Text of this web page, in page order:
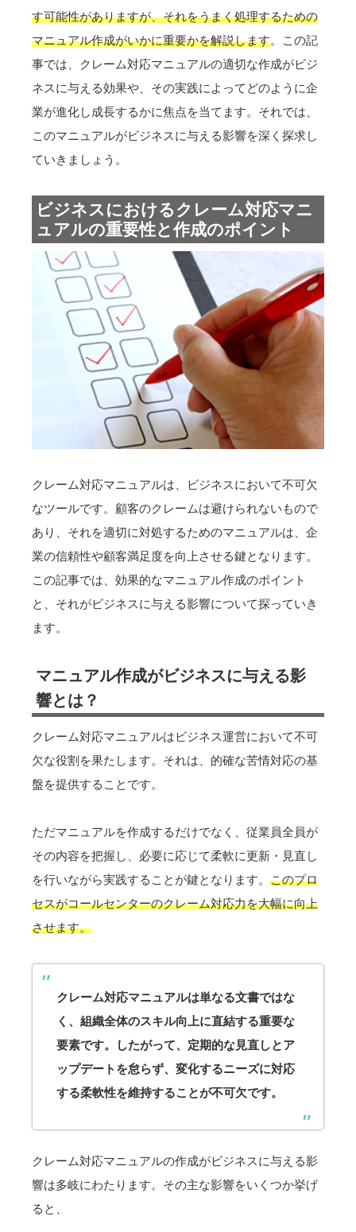
す可能性がありますが、それをうまく処理するための
マニュアル作成がいかに重要かを解説します。この記
事では、クレーム対応マニュアルの適切な作成がビジ
ネスに与える効果や、その実践によってどのように企
業が進化し成長するかに焦点を当てます。それでは、
このマニュアルがビジネスに与える影響を深く探求し
ていきましょう。
ビジネスにおけるクレーム対応マニ
ュアルの重要性と作成のポイント
クレーム対応マニュアルは、ビジネスにおいて不可欠
なツールです。顧客のクレームは避けられないもので
あり、それを適切に対処するためのマニュアルは、企
業の信頼性や顧客満足度を向上させる鍵となります。
この記事では、効果的なマニュアル作成のポイント
と、それがビジネスに与える影響について探っていき
ます。
マニュアル作成がビジネスに与える影
響とは？
クレーム対応マニュアルはビジネス運営において不可
欠な役割を果たします。それは、的確な苦情対応の基
盤を提供することです。
ただマニュアルを作成するだけでなく、従業員全員が
その内容を把握し、必要に応じて柔軟に更新・見直し
を行いながら実践することが鍵となります。 このプロ
セスがコールセンターのクレーム対応力を大幅に向上
させます。
クレーム対応マニュアルは単なる文書ではな
く、組織全体のスキル向上に直結する重要な
要素です。したがって、定期的な見直しとア
ップデートを怠らず、変化するニーズに対応
する柔軟性を維持することが不可欠です。
クレーム対応マニュアルの作成がビジネスに与える影
響は多岐にわたります。その主な影響をいくつか挙げ
ると、